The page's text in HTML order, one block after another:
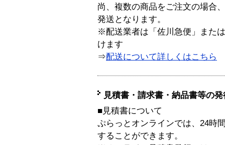
尚、複数の商品をご注文の場合
発送となります。
※配送業者は「佐川急便」また
けます
⇒配送について詳しくはこちら
見積書・請求書・納品書等の
■見積書について
ぷらっとオンラインでは、24時
することができます。